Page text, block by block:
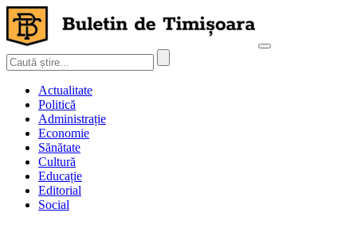
Actualitate
Politică
Administrație
Economie
Sănătate
Cultură
Educație
Editorial
Social